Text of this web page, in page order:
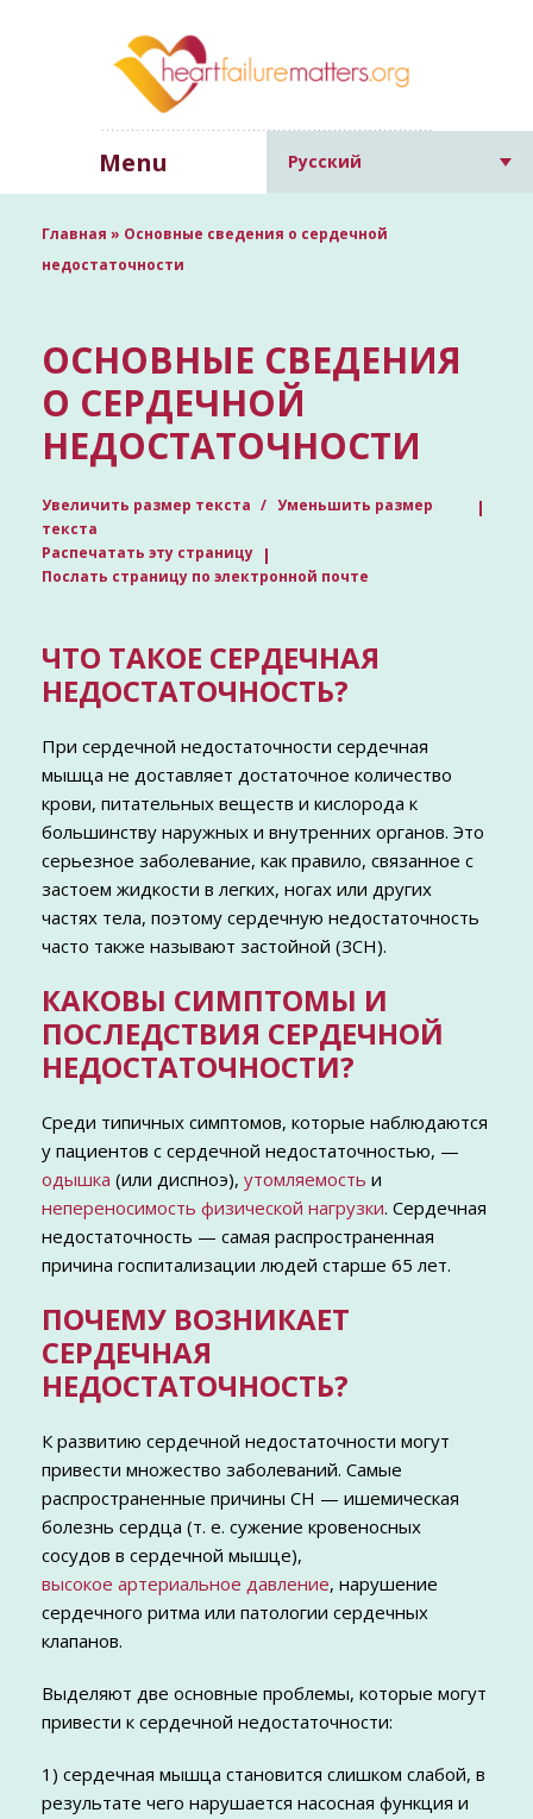
Menu Русский
Главная » Основные сведения о сердечной
недостаточности
ОСНОВНЫЕ СВЕДЕНИЯ
О СЕРДЕЧНОЙ
НЕДОСТАТОЧНОСТИ
Увеличить размер текста
Уменьшить размер
текста
Распечатать эту страницу
Послать страницу по электронной почте
ЧТО ТАКОЕ СЕРДЕЧНАЯ
НЕДОСТАТОЧНОСТЬ?
При сердечной недостаточности сердечная
мышца не доставляет достаточное количество
крови, питательных веществ и кислорода к
большинству наружных и внутренних органов. Это
серьезное заболевание, как правило, связанное с
застоем жидкости в легких, ногах или других
частях тела, поэтому сердечную недостаточность
часто также называют застойной (ЗСН).
КАКОВЫ СИМПТОМЫ И
ПОСЛЕДСТВИЯ СЕРДЕЧНОЙ
НЕДОСТАТОЧНОСТИ?
Среди типичных симптомов, которые наблюдаются
у пациентов с сердечной недостаточностью, —
одышка (или диспноэ), утомляемость и
непереносимость физической нагрузки. Сердечная
недостаточность — самая распространенная
причина госпитализации людей старше 65 лет.
ПОЧЕМУ ВОЗНИКАЕТ
СЕРДЕЧНАЯ
НЕДОСТАТОЧНОСТЬ?
К развитию сердечной недостаточности могут
привести множество заболеваний. Самые
распространенные причины СН — ишемическая
болезнь сердца (т. е. сужение кровеносных
сосудов в сердечной мышце),
высокое артериальное давление, нарушение
сердечного ритма или патологии сердечных
клапанов.
Выделяют две основные проблемы, которые могут
привести к сердечной недостаточности:
1) сердечная мышца становится слишком слабой, в
результате чего нарушается насосная функция и